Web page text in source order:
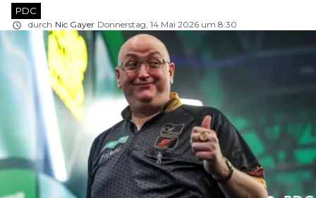
PDC
durch Nic Gayer Donnerstag, 14 Mai 2026 um 8:30